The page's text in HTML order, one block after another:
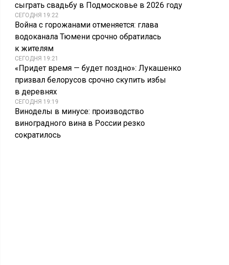
сыграть свадьбу в Подмосковье в 2026 году
СЕГОДНЯ 19:22
Война с горожанами отменяется: глава
водоканала Тюмени срочно обратилась
к жителям
СЕГОДНЯ 19:21
«Придет время — будет поздно»: Лукашенко
призвал белорусов срочно скупить избы
в деревнях
СЕГОДНЯ 19:19
Виноделы в минусе: производство
виноградного вина в России резко
сократилось